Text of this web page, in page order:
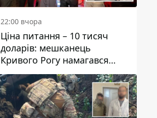
22:00 вчора
Ціна питання – 10 тисяч
доларів: мешканець
Кривого Рогу намагався
переправити чоловіка до
Словаччини